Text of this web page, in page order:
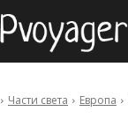
Части света Европа